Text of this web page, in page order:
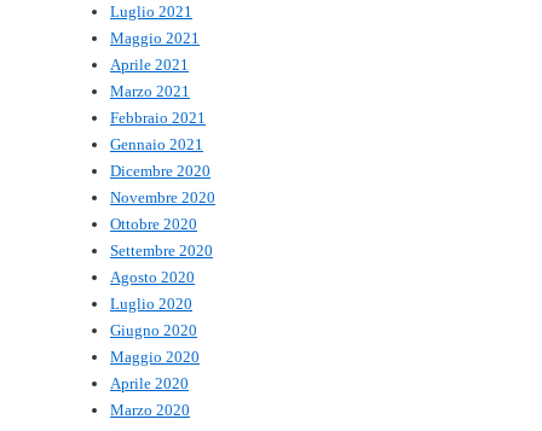
Luglio 2021
Maggio 2021
Aprile 2021
Marzo 2021
Febbraio 2021
Gennaio 2021
Dicembre 2020
Novembre 2020
Ottobre 2020
Settembre 2020
Agosto 2020
Luglio 2020
Giugno 2020
Maggio 2020
Aprile 2020
Marzo 2020